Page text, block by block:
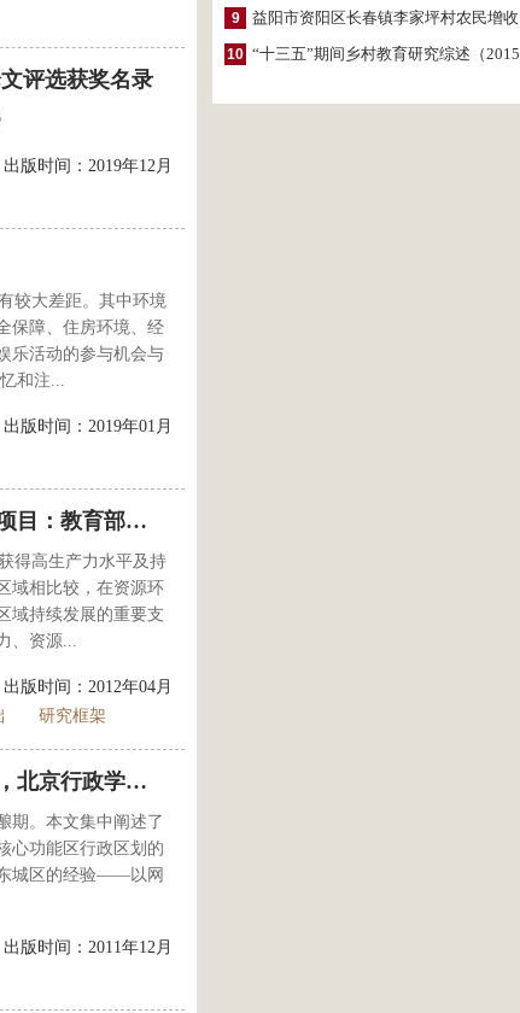
评选获奖名录
出版时间：2019年12月
较大差距。其中环境
保障、住房环境、经
乐活动的参与机会与
和注...
出版时间：2019年01月
（项目批准号11YJC790188）；南昌大学中国中部经济社会发展研究中心招标项目（项目批准号：11ZBND01）。撰写人：王圣云，
得高生产力水平及持
域相比较，在资源环
域持续发展的重要支
、资源...
出版时间：2012年04月
研究框架
理教研部副主任、副教授，研究方向：公共管理；刘良，北京行政学院公共管理教研部讲师、
期。本文集中阐述了
心功能区行政区划的
城区的经验——以网
出版时间：2011年12月
9 益阳市资阳区长春镇李家坪村农民增收调研报告
10 “十三五”期间乡村教育研究综述（2015～2020）